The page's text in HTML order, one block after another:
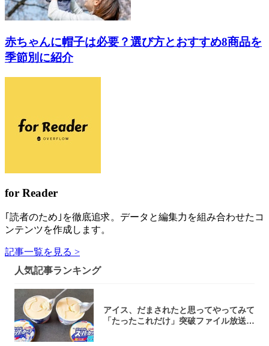
赤ちゃんに帽子は必要？選び方とおすすめ8商品を
季節別に紹介
for Reader
｢読者のため｣を徹底追求。データと編集力を組み合わせたコ
ンテンツを作成します。
記事一覧を見る >
人気記事ランキング
アイス、だまされたと思ってやってみて
「たったこれだけ」突破ファイル放送で